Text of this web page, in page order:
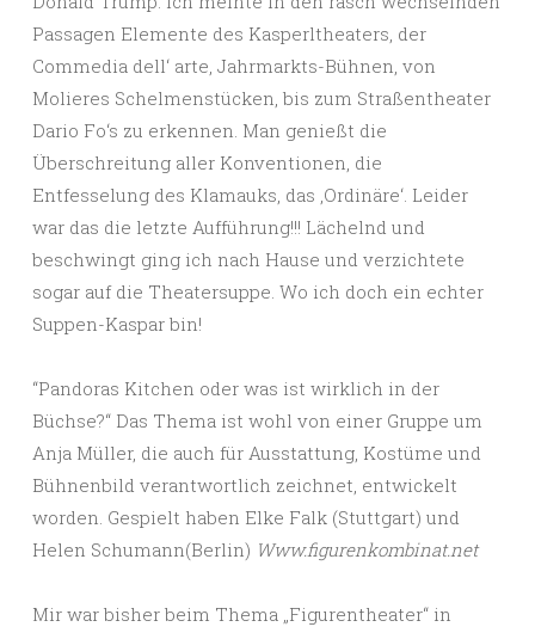
Passagen Elemente des Kasperltheaters, der
Commedia dell‘ arte, Jahrmarkts-Bühnen, von
Molieres Schelmenstücken, bis zum Straßentheater
Dario Fo‘s zu erkennen. Man genießt die
Überschreitung aller Konventionen, die
Entfesselung des Klamauks, das ‚Ordinäre‘. Leider
war das die letzte Aufführung!!! Lächelnd und
beschwingt ging ich nach Hause und verzichtete
sogar auf die Theatersuppe. Wo ich doch ein echter
Suppen-Kaspar bin!
“Pandoras Kitchen oder was ist wirklich in der
Büchse?“ Das Thema ist wohl von einer Gruppe um
Anja Müller, die auch für Ausstattung, Kostüme und
Bühnenbild verantwortlich zeichnet, entwickelt
worden. Gespielt haben Elke Falk (Stuttgart) und
Helen Schumann(Berlin) Www.figurenkombinat.net
Mir war bisher beim Thema „Figurentheater“ in